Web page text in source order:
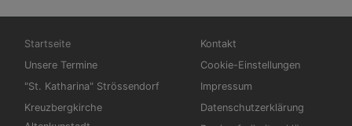
Hauptnavigation
Startseite
Unsere Termine
"St. Katharina" Strössendorf
Kreuzbergkirche
Fußbereichsmenü
Kontakt
Cookie-Einstellungen
Impressum
Datenschutzerklärung